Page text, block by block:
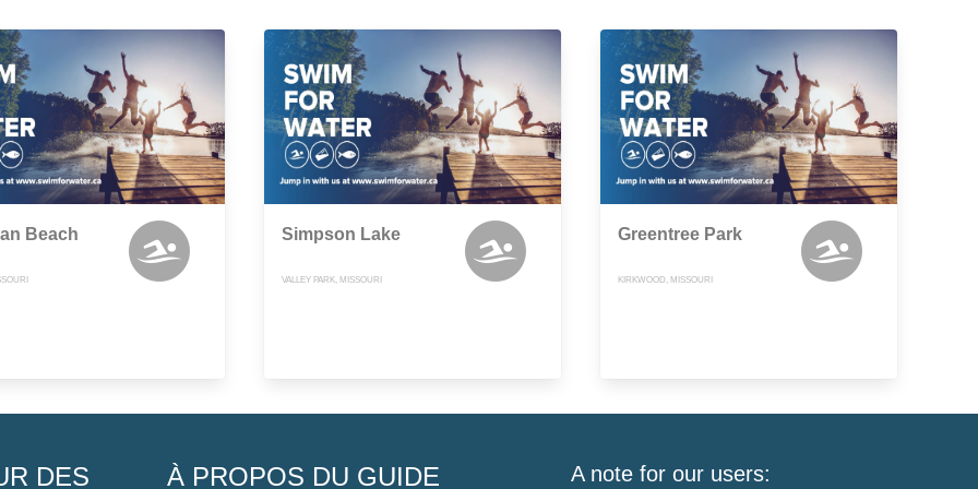
Beach Simpson Lake
VALLEY PARK, MISSOURI
Greentree Park
KIRKWOOD, MISSOURI
DES À PROPOS DU GUIDE A note for our users: